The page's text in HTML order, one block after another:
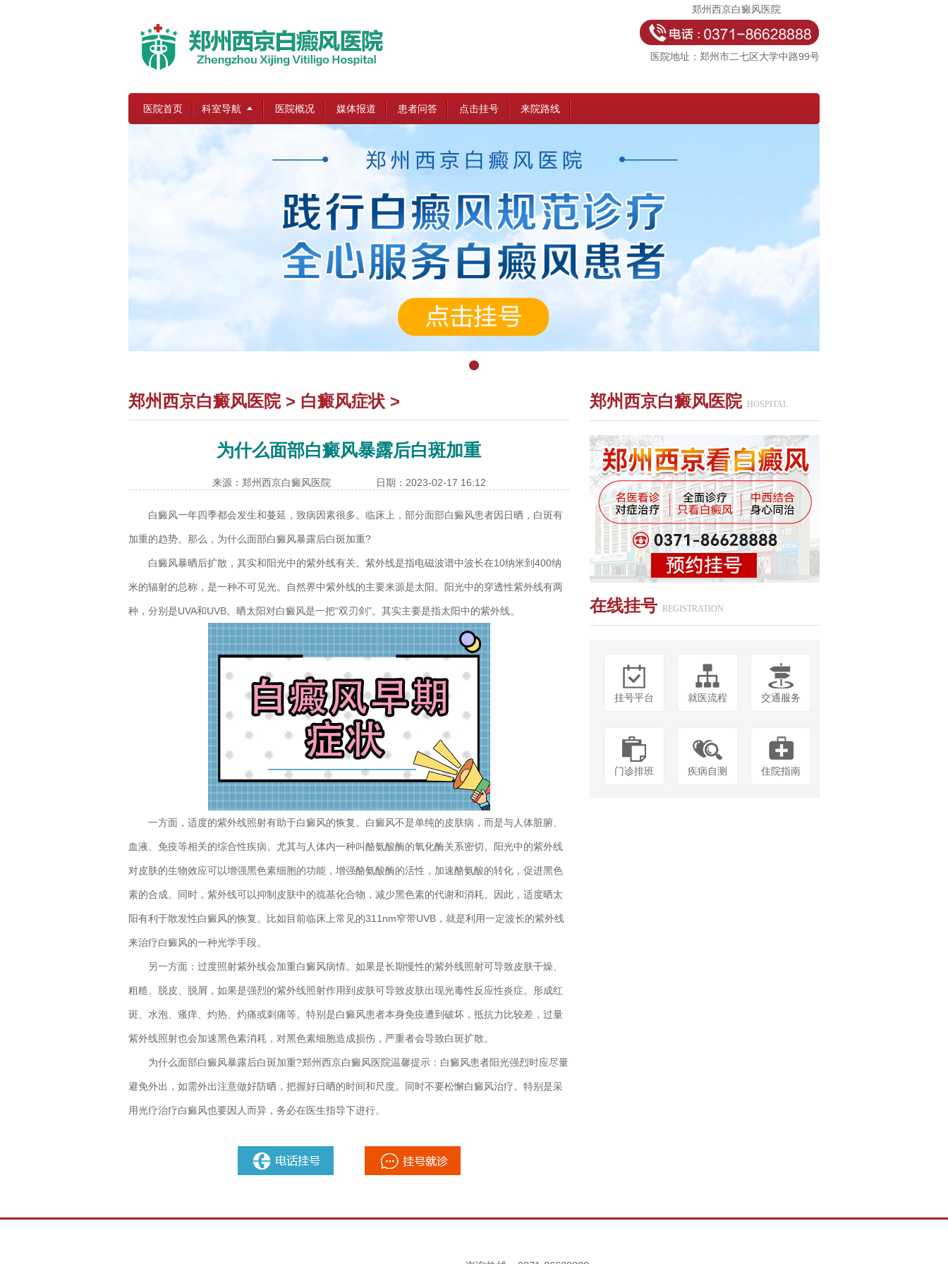
郑州西京白癜风医院
医院地址：郑州市二七区大学中路99号
医院首页 科室导航 医院概况 媒体报道 患者问答 点击挂号 来院路线
郑州西京白癜风医院> 白癜风症状 >
为什么面部白癜风暴露后白斑加重
来源：郑州西京白癜风医院 日期：2023-02-17 16:12
白癜风一年四季都会发生和蔓延，致病因素很多。临床上，部分面部白癜风患者因日晒，白斑有
加重的趋势。那么，为什么面部白癜风暴露后白斑加重?
白癜风暴晒后扩散，其实和阳光中的紫外线有关。紫外线是指电磁波谱中波长在10纳米到400纳
米的辐射的总称，是一种不可见光。自然界中紫外线的主要来源是太阳。阳光中的穿透性紫外线有两
种，分别是UVA和UVB。晒太阳对白癜风是一把“双刃剑”。其实主要是指太阳中的紫外线。
一方面，适度的紫外线照射有助于白癜风的恢复。白癜风不是单纯的皮肤病，而是与人体脏腑、
血液、免疫等相关的综合性疾病。尤其与人体内一种叫酪氨酸酶的氧化酶关系密切。阳光中的紫外线
对皮肤的生物效应可以增强黑色素细胞的功能，增强酪氨酸酶的活性，加速酪氨酸的转化，促进黑色
素的合成。同时，紫外线可以抑制皮肤中的巯基化合物，减少黑色素的代谢和消耗。因此，适度晒太
阳有利于散发性白癜风的恢复。比如目前临床上常见的311nm窄带UVB，就是利用一定波长的紫外线
来治疗白癜风的一种光学手段。
另一方面：过度照射紫外线会加重白癜风病情。如果是长期慢性的紫外线照射可导致皮肤干燥、
粗糙、脱皮、脱屑，如果是强烈的紫外线照射作用到皮肤可导致皮肤出现光毒性反应性炎症。形成红
斑、水泡、瘙痒、灼热、灼痛或刺痛等。特别是白癜风患者本身免疫遭到破坏，抵抗力比较差，过量
紫外线照射也会加速黑色素消耗，对黑色素细胞造成损伤，严重者会导致白斑扩散。
为什么面部白癜风暴露后白斑加重?郑州西京白癜风医院温馨提示：白癜风患者阳光强烈时应尽量
避免外出，如需外出注意做好防晒，把握好日晒的时间和尺度。同时不要松懈白癜风治疗。特别是采
用光疗治疗白癜风也要因人而异，务必在医生指导下进行。
郑州西京白癜风医院 HOSPITAL
在线挂号 REGISTRATION
挂号平台 就医流程 交通服务
门诊排班 疾病自测 住院指南